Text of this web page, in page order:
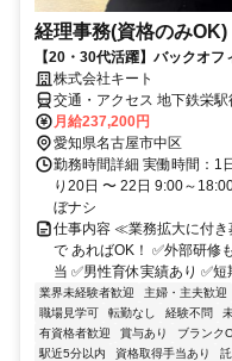
経理事務(資格のみOK)
【20・30代活躍】バックオ
株式会社キート
交通・アクセス 地下鉄栄
月給237,200円
愛知県名古屋市中区
勤務時間詳細 実働時間：1
り20日 〜 22日 9:00～
ぼナシ
仕事内容 ≪業務拡大に付
で あればOK！ ✅外部研修
当 ✅男性育休実績あり ✅短
業界未経験者歓迎 主婦・主夫歓迎
職場見学可
転勤なし 経験不問
有資格者歓迎
賞与あり ブランク
駅近5分以内
資格取得手当あり